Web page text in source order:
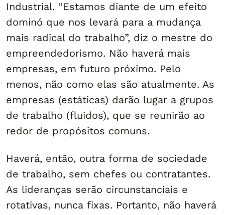
Industrial. “Estamos diante de um efeito
dominó que nos levará para a mudança
mais radical do trabalho”, diz o mestre do
empreendedorismo. Não haverá mais
empresas, em futuro próximo. Pelo
menos, não como elas são atualmente. As
empresas (estáticas) darão lugar a grupos
de trabalho (fluidos), que se reunirão ao
redor de propósitos comuns.
Haverá, então, outra forma de sociedade
de trabalho, sem chefes ou contratantes.
As lideranças serão circunstanciais e
rotativas, nunca fixas. Portanto, não haverá